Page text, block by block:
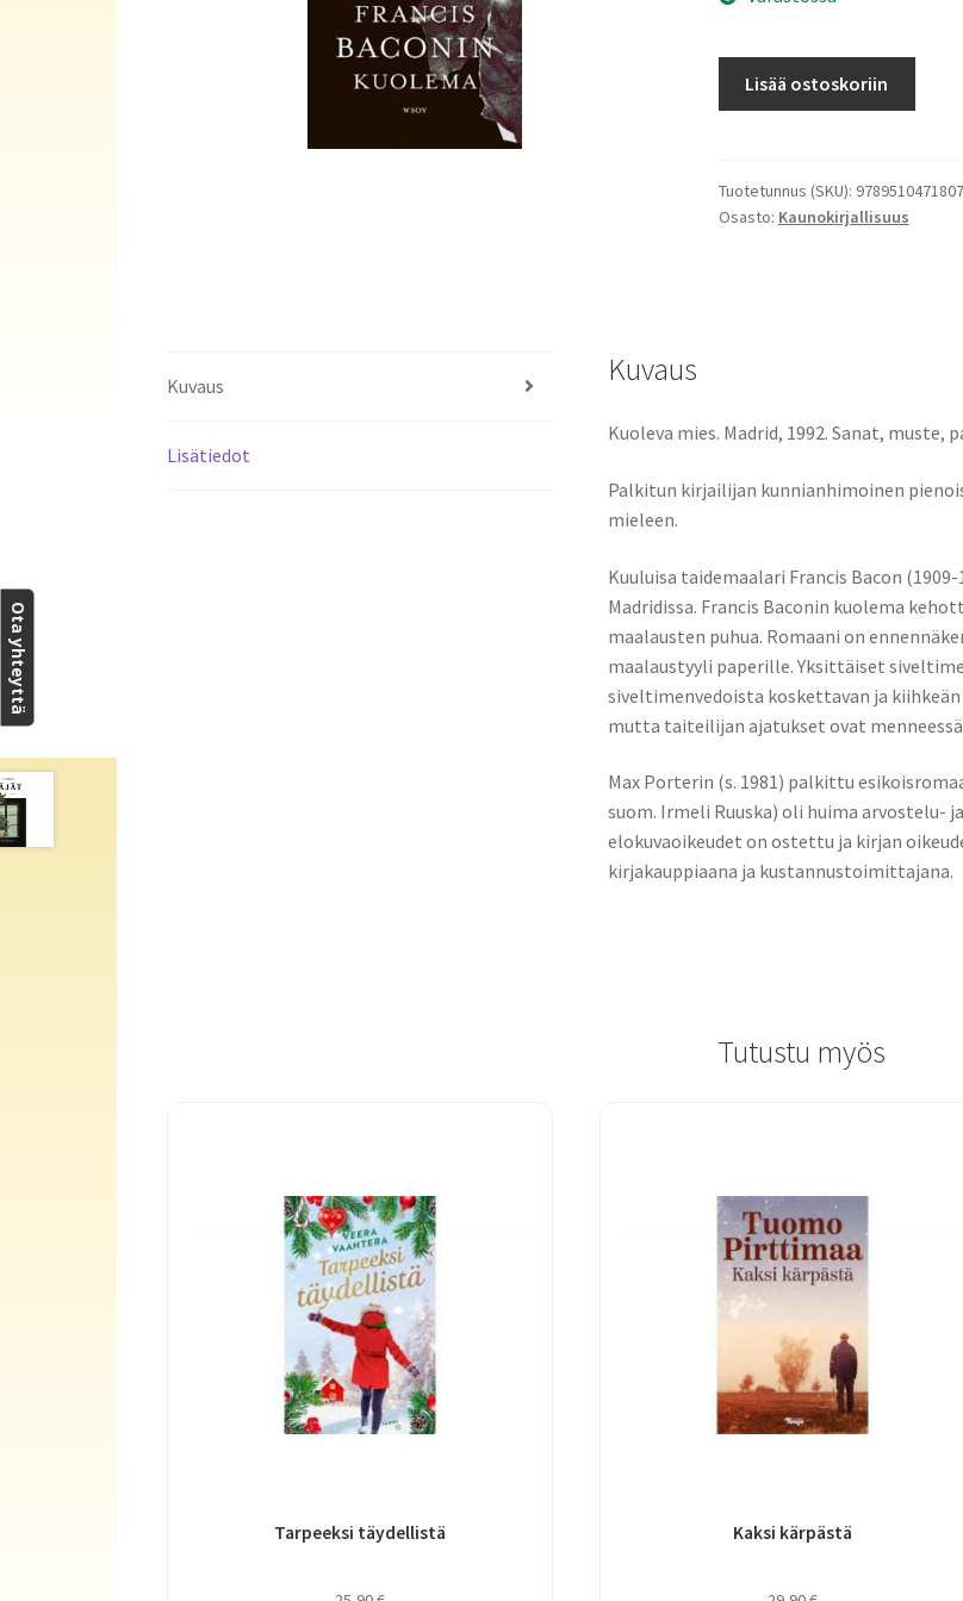
Lisää ostoskoriin
Tuotetunnus (SKU): 9789510471807
Osasto: Kaunokirjallisuus
Kuvaus
Lisätiedot
Kuvaus
Kuoleva mies. Madrid, 1992. Sanat, muste,
Palkitun kirjailijan kunnianhimoinen
mieleen.
Kuuluisa taidemaalari Francis Bacon
Madridissa. Francis Baconin kuolema
maalausten puhua. Romaani on
maalaustyyli paperille. Yksittäiset
siveltimenvedoista koskettavan ja
mutta taiteilijan ajatukset ovat menneessä
Max Porterin (s. 1981) palkittu
suom. Irmeli Ruuska) oli huima arvostelu-
elokuvaoikeudet on ostettu ja kirjan
kirjakauppiaana ja kustannustoimittajana.
Tutustu myös
Tarpeeksi täydellistä Kaksi kärpästä
Ota yhteyttä